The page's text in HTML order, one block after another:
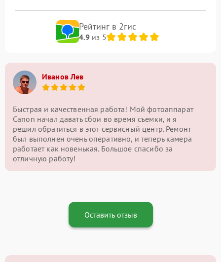
Рейтинг в 2гис
4.9из 5
Иванов Лев
Быстрая и качественная работа! Мой фотоаппарат
Canon начал давать сбои во время съемки, и я
решил обратиться в этот сервисный центр. Ремонт
был выполнен очень оперативно, и теперь камера
работает как новенькая. Большое спасибо за
отличную работу!
Оставить отзыв